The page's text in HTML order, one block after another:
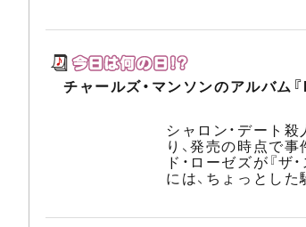
チャールズ・マンソンのアルバム
シャロン・デート
り、発売の時点で
ド・ローゼズが『ザ
には、ちょっとした